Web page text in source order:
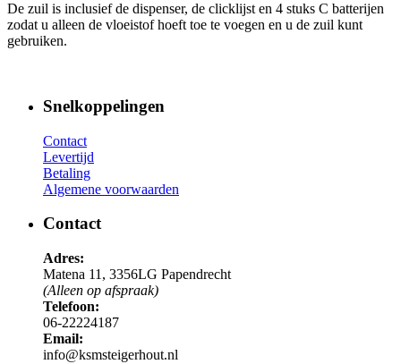
De zuil is inclusief de dispenser, de clicklijst en 4 stuks C batterijen
zodat u alleen de vloeistof hoeft toe te voegen en u de zuil kunt
gebruiken.
Snelkoppelingen
Contact
Levertijd
Betaling
Algemene voorwaarden
Contact
Adres:
Matena 11, 3356LG Papendrecht
(Alleen op afspraak)
Telefoon:
06-22224187
Email:
info@ksmsteigerhout.nl